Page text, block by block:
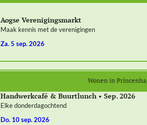
Aogse Verenigingsmarkt
Maak kennis met de verenigingen
za. 5 sep. 2026
Wonen in
Handwerkcafé & Buurtlunch • Sep. 2026
Elke donderdagochtend
do. 10 sep. 2026